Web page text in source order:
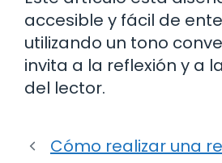
accesible y fácil de
utilizando un tono
invita a la reflexión y a
del lector.
Cómo realizar una